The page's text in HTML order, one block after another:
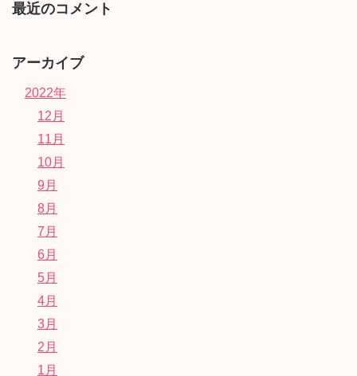
最近のコメント
アーカイブ
2022年
12月
11月
10月
9月
8月
7月
6月
5月
4月
3月
2月
1月